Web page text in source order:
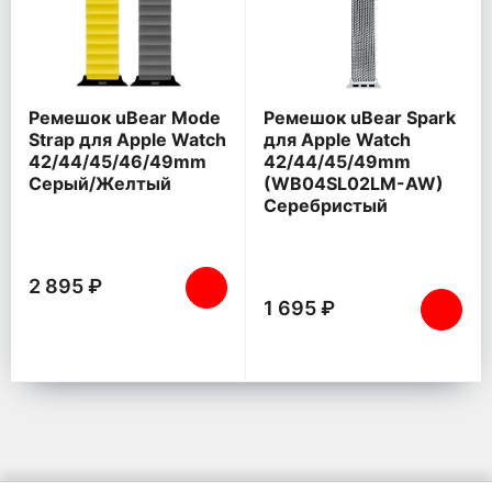
Ремешок uBear Mode
Strap для Apple Watch
42/44/45/46/49mm
Серый/Желтый
2 895 ₽
Ремешок uBear Spark
для Apple Watch
42/44/45/49mm
(WB04SL02LM-AW)
Серебристый
1 695 ₽